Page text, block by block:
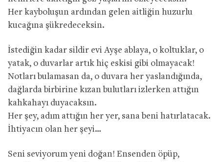
Her kayboluşun ardından gelen aitliğin huzurlu
kucağına şükredeceksin.
İstediğin kadar sildir evi Ayşe ablaya, o koltuklar, o
yatak, o duvarlar artık hiç eskisi gibi olmayacak!
Notları bulamasan da, o duvara her yaslandığında,
dağlarda birbirine kızan bulutları izlerken attığın
kahkahayı duyacaksın.
Her şey, adım attığın her yer, sana beni hatırlatacak.
İhtiyacın olan her şeyi…
Seni seviyorum yeni doğan! Ensenden öpüp,